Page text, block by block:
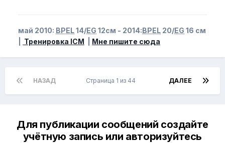
май 2010: BPEL14/EG 12см - 2014:BPEL 20/EG 16 см
Тренировка ICM Мне пишите сюда
НАЗАД ДАЛЕЕ
Страница 1 из 44
Для публикации сообщений создайте
учётную запись или авторизуйтесь